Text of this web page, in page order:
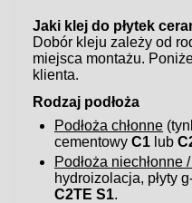
Jaki klej do płytek
Dobór kleju zależy od
miejsca montażu.
klienta.
Rodzaj podłoża
Podłoża chłonne
cementowyC1 lub
Podłoża niechłonne
hydroizolacja, płyty
C2TE S1.